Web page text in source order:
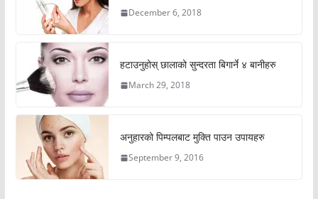
December 6, 2018
हटाउनुहोस् छालाको सुन्दरता बिगार्ने ४ बानीहरु
March 29, 2018
अनुहारको पिम्पलबाट मुक्ति पाउन उपायहरु
September 9, 2016